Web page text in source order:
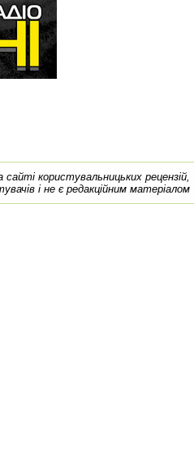
сайті користувальницьких рецензій,
і не є редакційним матеріалом